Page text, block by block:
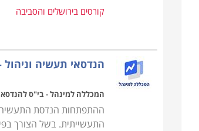
הקורס מקנה את כל הידע הנדרש, כך
בתחום, כאשר ניתן כבר במהלך
ניסיון. קורס רכש ולוגיסטיקה
אחרים.
קורסים בירושלים והסביבה
הנדסאי תעשיה וניהול
המכללה למינהל - בי"ס
ההתפתחות הנדסת
התעשייתית. בשל הצורך